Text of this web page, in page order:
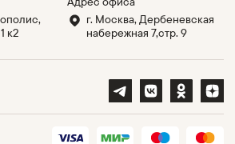
к2
г. Москва, Дербеневская
набережная 7,стр. 9